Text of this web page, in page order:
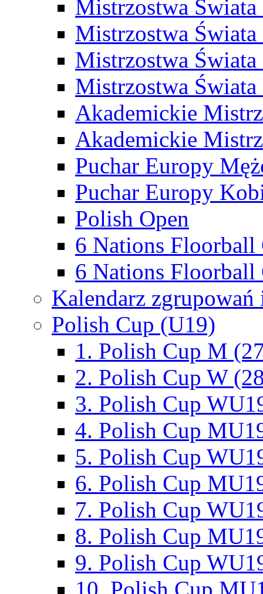
Mistrzostwa
Mistrzostwa
Mistrzostwa
Mistrzostwa
Akademickie
Akademickie
Puchar Europy
Puchar Europy
Polish Open
6 Nations Floorball
6 Nations Floorball
Kalendarz
Polish Cup (U19)
1. Polish Cup M
2. Polish Cup W
3. Polish Cup
4. Polish Cup
5. Polish Cup
6. Polish Cup
7. Polish Cup
8. Polish Cup
9. Polish Cup
10. Polish Cup